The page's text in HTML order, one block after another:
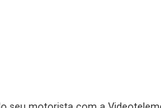
seu motorista com a